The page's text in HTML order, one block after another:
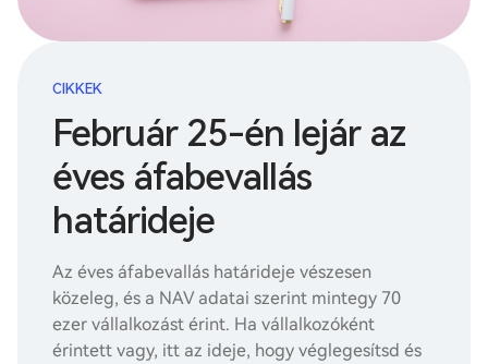
CIKKEK
Február 25-én lejár az
éves áfabevallás
határideje
Az éves áfabevallás határideje vészesen
közeleg, és a NAV adatai szerint mintegy 70
ezer vállalkozást érint. Ha vállalkozóként
érintett vagy, itt az ideje, hogy véglegesítsd és